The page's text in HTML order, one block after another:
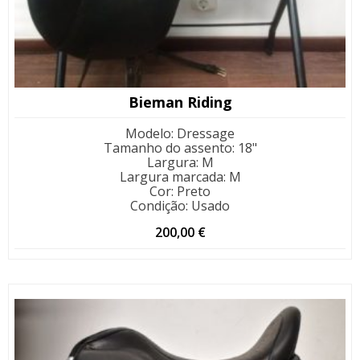
Bieman Riding
Modelo: Dressage
Tamanho do assento: 18"
Largura: M
Largura marcada: M
Cor: Preto
Condição: Usado
200,00 €